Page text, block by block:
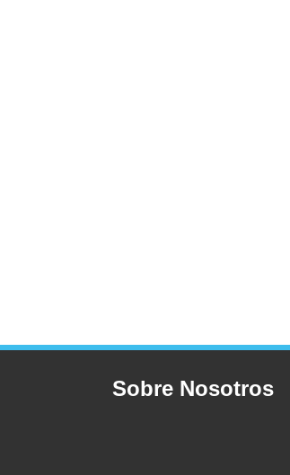
Sobre Nosotros